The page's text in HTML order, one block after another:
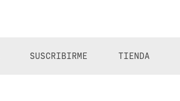
SUSCRIBIRME TIENDA